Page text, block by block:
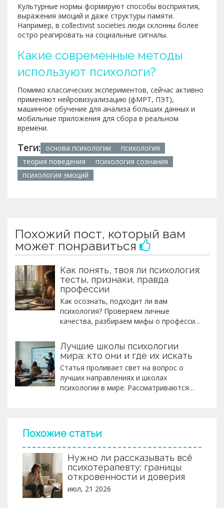
Культурные нормы формируют способы восприятия,
выражения эмоций и даже структуры памяти.
Например, в collectivist societies люди склонны более
остро реагировать на социальные сигналы.
Какие современные методы
используют психологи?
Помимо классических экспериментов, сейчас активно
применяют нейровизуализацию (фМРТ, ПЭТ),
машинное обучение для анализа больших данных и
мобильные приложения для сбора в реальном
времени.
Теги: основа психологии
психология
теория поведения
психология сознания
психология эмоций
Похожий пост, который вам
может понравиться
Как понять, твоя ли психология:
тесты, признаки, правда
профессии
Как осознать, подходит ли вам
психология? Проверяем личные
качества, разбираем мифы о профессии,
практики.
Лучшие школы психологии
мира: кто они и где их искать
Статья проливает свет на вопрос о
лучших направлениях и школах
психологии в мире. Рассматриваются
ближе всего. Особое внимание уделено
тем направлениям, которые
демонстрируют наибольшую
эффективность и популярность в наши
дни. В статье приведены интересные
факты и советы для тех, кто только
начинает изучать психологию или
Похожие статьи
Нужно ли рассказывать всё
психотерапевту: границы
откровенности и доверия
июл, 21 2026